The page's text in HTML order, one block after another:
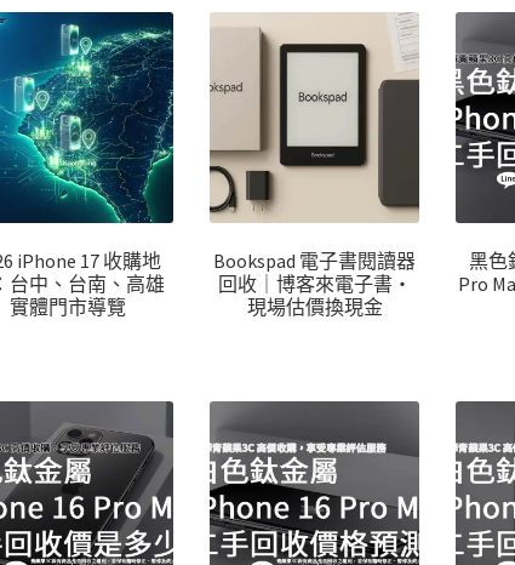
項
目
排
iPhone 17 收購地
台中、台南、高雄
實體門市導覽
Bookspad 電子書閱讀器
回收｜博客來電子書・
現場估價換現金
黑色
Pro